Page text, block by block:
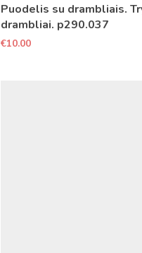
Puodelis su drambliais.
drambliai. p290.037
€10.00